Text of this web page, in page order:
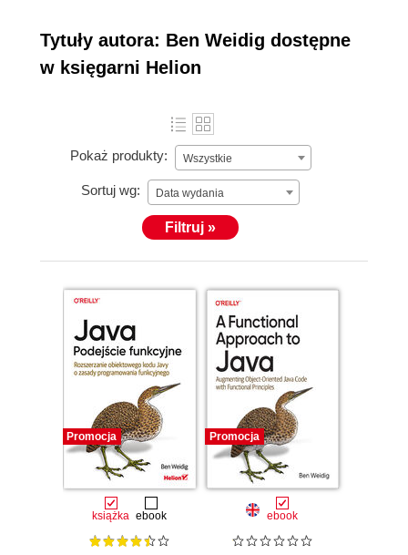
Tytuły autora: Ben Weidig dostępne
w księgarni Helion
Pokaż produkty: Wszystkie
Sortuj wg: Data wydania
Filtruj »
Promocja
książka ebook
Promocja
ebook